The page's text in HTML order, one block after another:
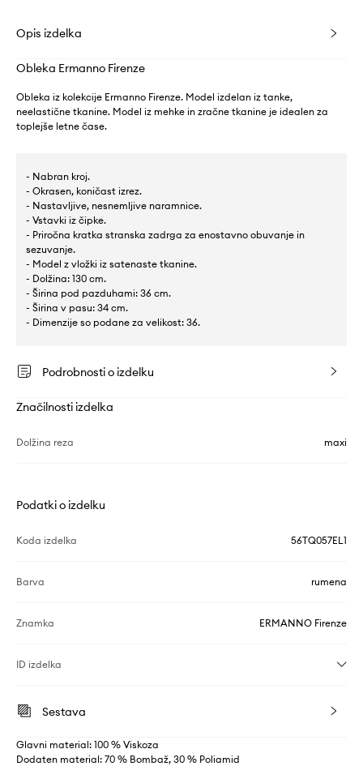
Opis izdelka
Obleka Ermanno Firenze
Obleka iz kolekcije Ermanno Firenze. Model izdelan iz tanke,
neelastične tkanine. Model iz mehke in zračne tkanine je idealen za
toplejše letne čase.
- Nabran kroj.
- Okrasen, koničast izrez.
- Nastavljive, nesnemljive naramnice.
- Vstavki iz čipke.
- Priročna kratka stranska zadrga za enostavno obuvanje in
sezuvanje.
- Model z vložki iz satenaste tkanine.
- Dolžina: 130 cm.
- Širina pod pazduhami: 36 cm.
- Širina v pasu: 34 cm.
- Dimenzije so podane za velikost: 36.
Podrobnosti o izdelku
Značilnosti izdelka
Dolžina reza maxi
Podatki o izdelku
Koda izdelka 56TQ057EL1
Barva rumena
Znamka ERMANNO Firenze
ID izdelka
Sestava
Glavni material: 100 % Viskoza
Dodaten material: 70 % Bombaž, 30 % Poliamid